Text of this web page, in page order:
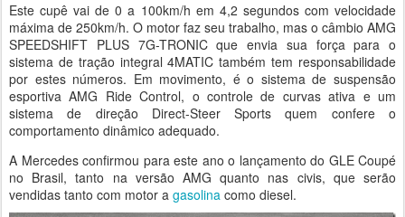
Este cupê vai de 0 a 100km/h em 4,2 segundos com velocidade
máxima de 250km/h. O motor faz seu trabalho, mas o câmbio AMG
SPEEDSHIFT PLUS 7G-TRONIC que envia sua força para o
sistema de tração integral 4MATIC também tem responsabilidade
por estes números. Em movimento, é o sistema de suspensão
esportiva AMG Ride Control, o controle de curvas ativa e um
sistema de direção Direct-Steer Sports quem confere o
comportamento dinâmico adequado.
A Mercedes confirmou para este ano o lançamento do GLE Coupé
no Brasil, tanto na versão AMG quanto nas civis, que serão
vendidas tanto com motor a gasolina como diesel.